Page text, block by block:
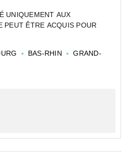
UNIQUEMENT AUX
PEUT ÊTRE ACQUIS POUR
DE 22 M² À STRASBOURG -
STUDEA
BAS-RHIN
GRAND-